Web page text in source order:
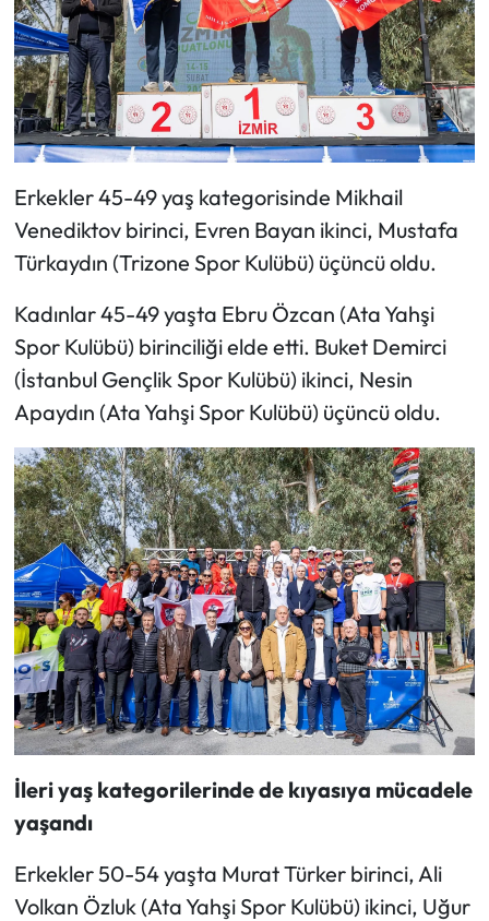
Erkekler 45-49 yaş kategorisinde Mikhail
Venediktov birinci, Evren Bayan ikinci, Mustafa
Türkaydın (Trizone Spor Kulübü) üçüncü oldu.
Kadınlar 45-49 yaşta Ebru Özcan (Ata Yahşi
Spor Kulübü) birinciliği elde etti. Buket Demirci
(İstanbul Gençlik Spor Kulübü) ikinci, Nesin
Apaydın (Ata Yahşi Spor Kulübü) üçüncü oldu.
İleri yaş kategorilerinde de kıyasıya mücadele
yaşandı
Erkekler 50-54 yaşta Murat Türker birinci, Ali
Volkan Özluk (Ata Yahşi Spor Kulübü) ikinci, Uğur